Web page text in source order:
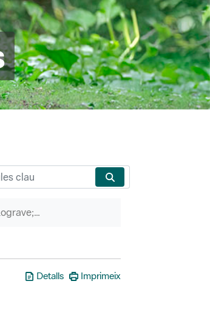
P&agrave;gines &ograve;rfenes
Detalls Imprimeix